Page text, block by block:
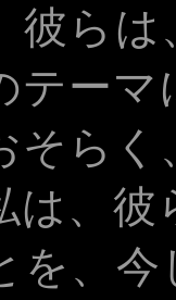
彼ら
テー
そら
は、
を、